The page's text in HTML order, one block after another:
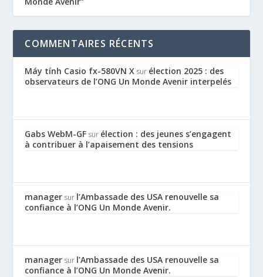
COMMENTAIRES RÉCENTS
Máy tính Casio fx-580VN X sur élection 2025 : des
observateurs de l’ONG Un Monde Avenir interpelés
Gabs WebM-GF sur élection : des jeunes s’engagent
à contribuer à l’apaisement des tensions
manager sur l’Ambassade des USA renouvelle sa
confiance à l’ONG Un Monde Avenir.
manager sur l’Ambassade des USA renouvelle sa
confiance à l’ONG Un Monde Avenir.